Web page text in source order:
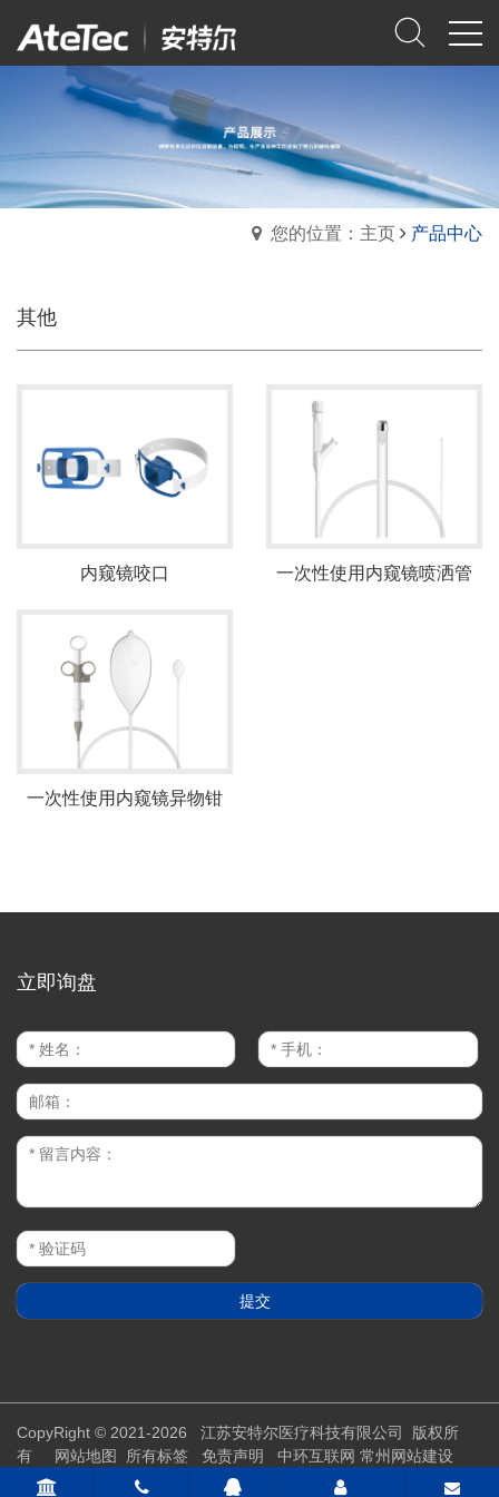
您的位置：主页 产品中心
其他
内窥镜咬口 一次性使用内窥镜喷洒管
一次性使用内窥镜异物钳
立即询盘
CopyRight © 2021-2026 江苏安特尔医疗科技有限公司 版权所
有
网站地图 所有标签 免责声明 中环互联网 常州网站建设